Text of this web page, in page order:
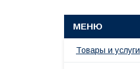
Товары и услуги